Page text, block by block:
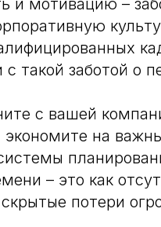
и мотивацию –
такой заботой о
с вашей
экономите на
– это как
потери